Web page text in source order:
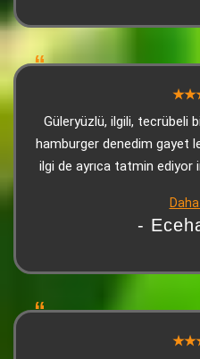
Güleryüzlü, ilgili, tecrübeli
hamburger denedim gayet
ilgi de ayrıca tatmin ediyor
Dede Kebap. Adana'ya her
-